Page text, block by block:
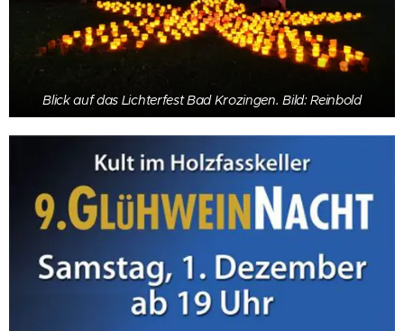
Blick auf das Lichterfest Bad Krozingen. Bild: Reinbold